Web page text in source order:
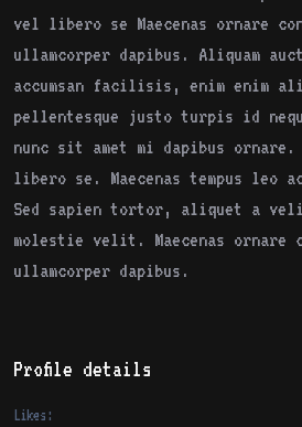
vel libero se Maecenas ornare
ullamcorper dapibus. Aliquam
accumsan facilisis, enim enim
pellentesque justo turpis id
nunc sit amet mi dapibus ornare.
libero se. Maecenas tempus
Sed sapien tortor, aliquet a
molestie velit. Maecenas ornare
ullamcorper dapibus.
Profile details
Likes: